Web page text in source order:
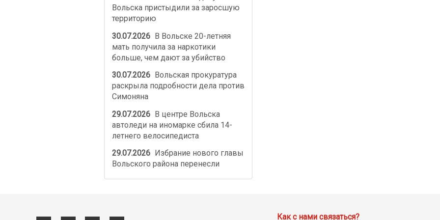
Вольска пристыдили за заросшую
территорию
30.07.2026 В Вольске 20-летняя
мать получила за наркотики
больше, чем дают за убийство
30.07.2026 Вольская прокуратура
раскрыла подробности дела против
Симоняна
29.07.2026 В центре Вольска
автоледи на иномарке сбила 14-
летнего велосипедиста
29.07.2026 Избрание нового главы
Вольского района перенесли
Как с нами связаться?